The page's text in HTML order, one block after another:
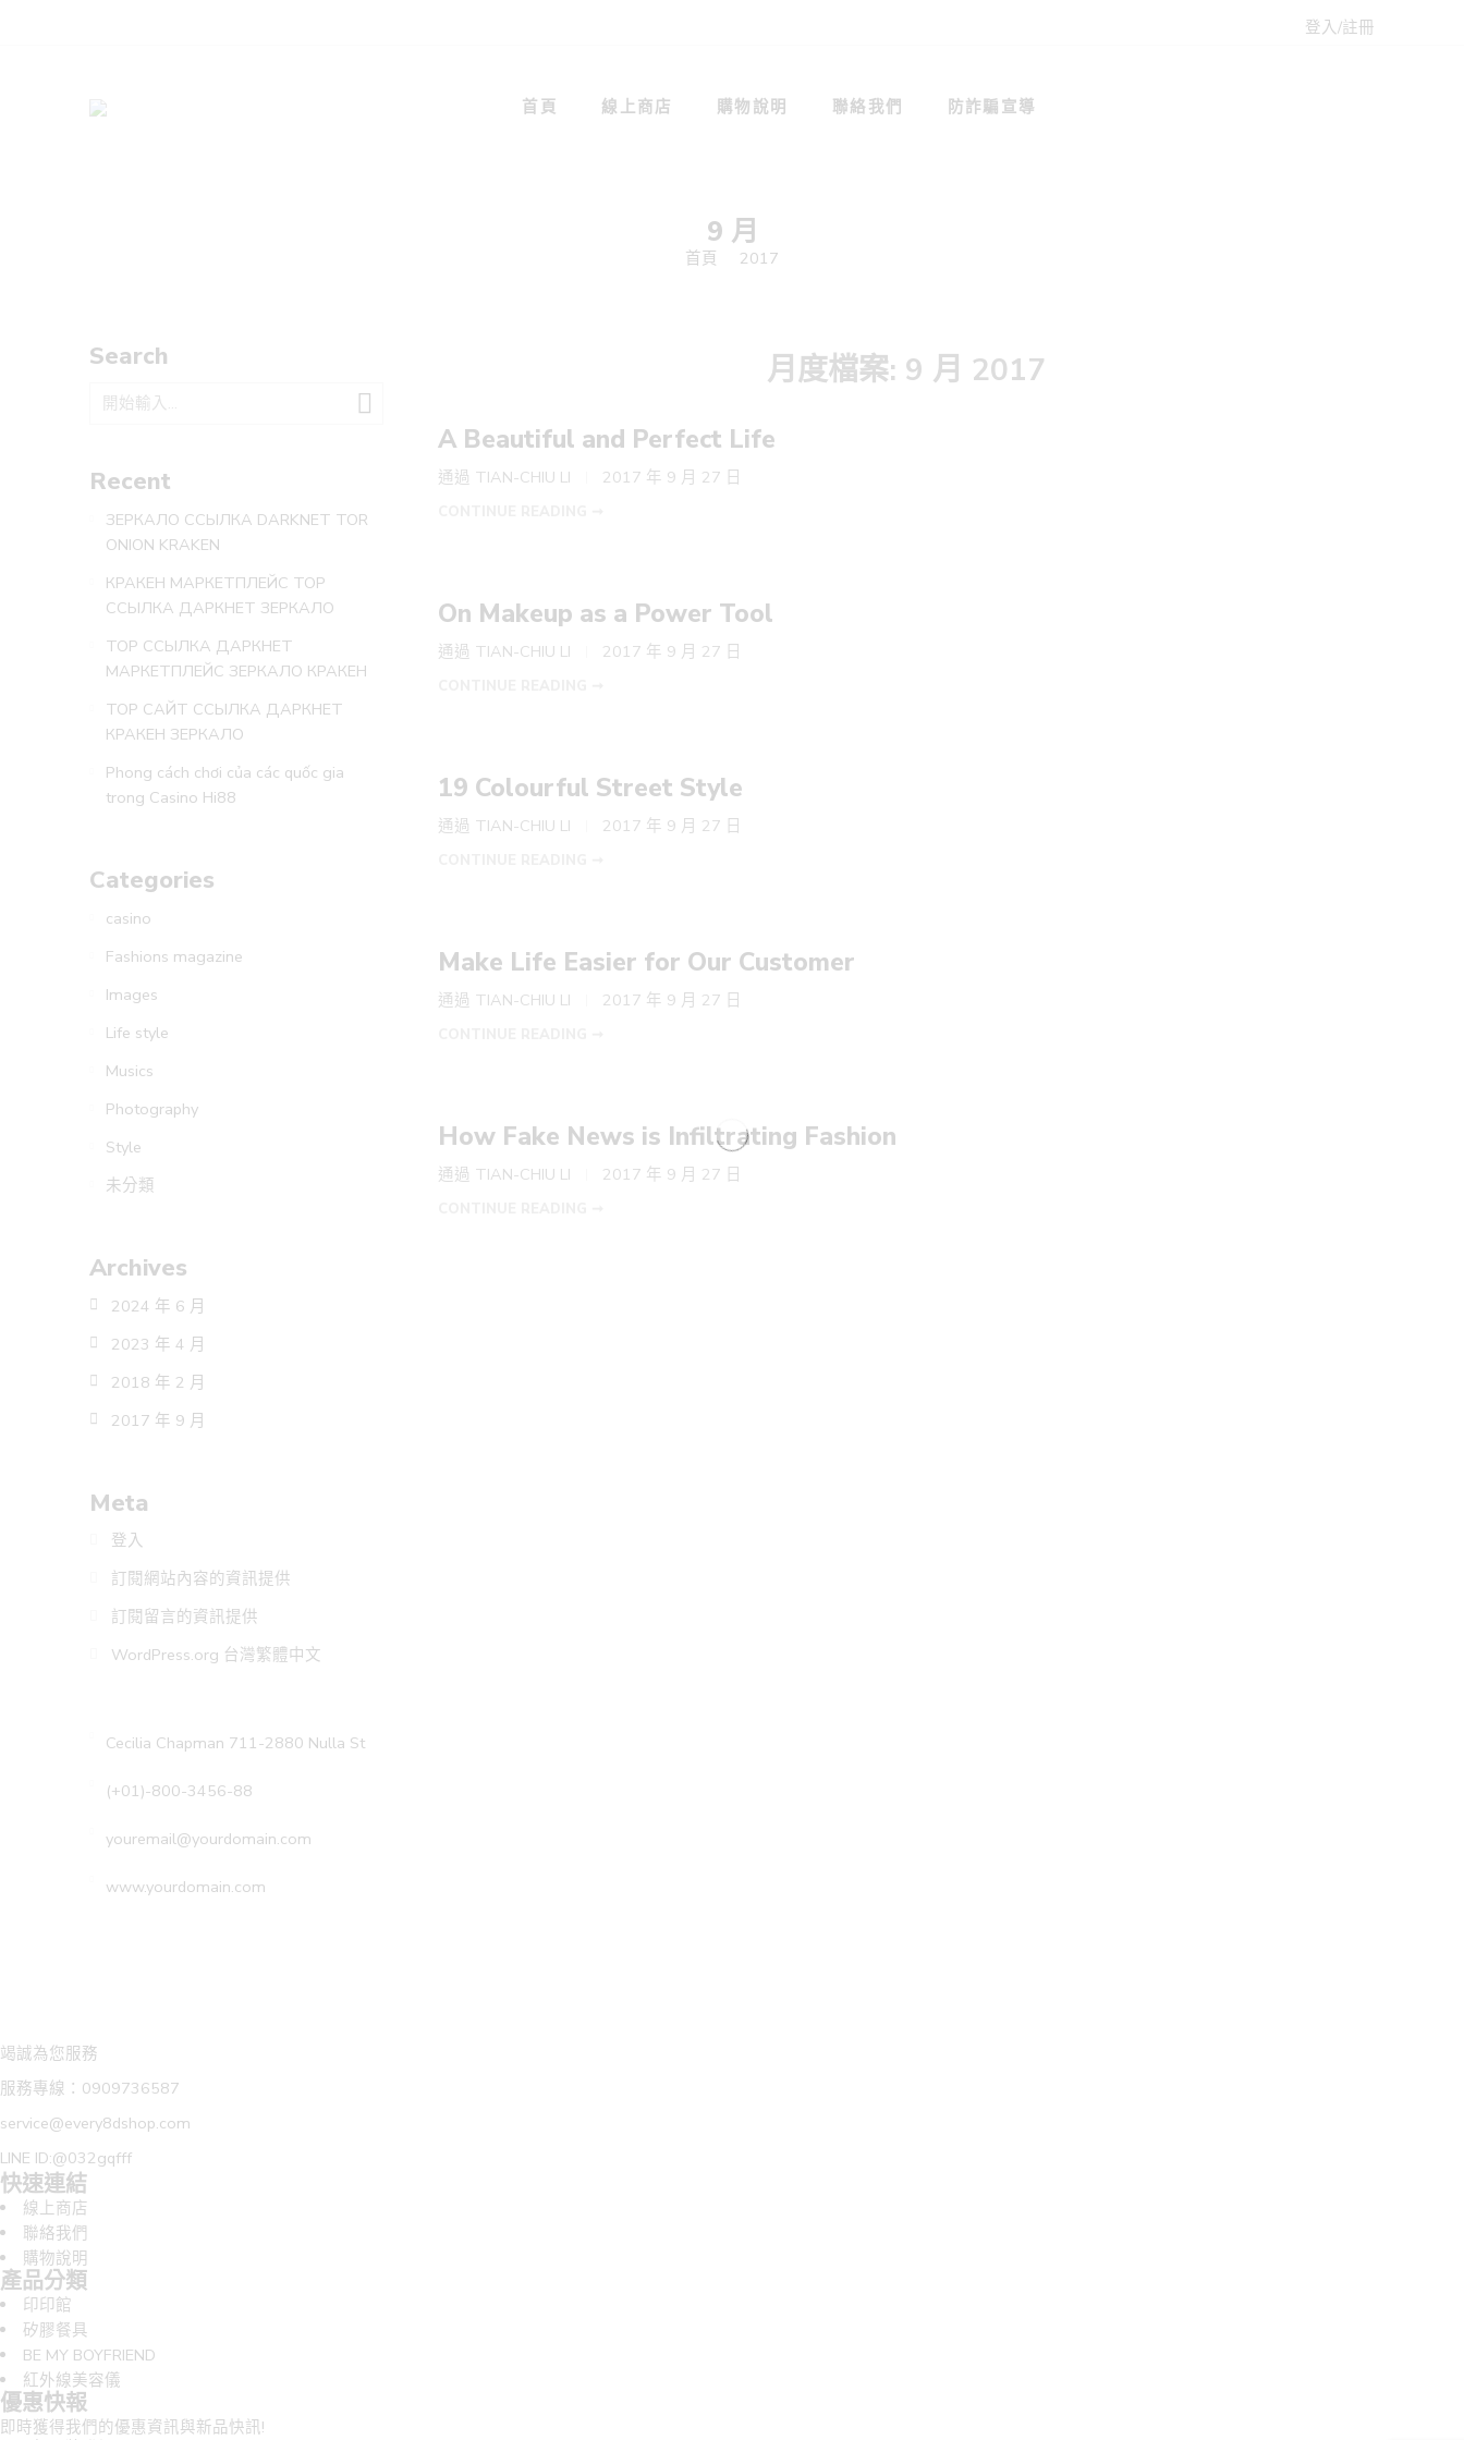
登入/註冊
首頁 線上商店 購物說明 聯絡我們 防詐騙宣導
9 月
首頁 2017
月度檔案: 9 月 2017
A Beautiful and Perfect Life
通過 TIAN-CHIU LI 2017 年 9 月 27 日
On Makeup as a Power Tool
通過 TIAN-CHIU LI 2017 年 9 月 27 日
19 Colourful Street Style
通過 TIAN-CHIU LI 2017 年 9 月 27 日
Make Life Easier for Our Customer
通過 TIAN-CHIU LI 2017 年 9 月 27 日
How Fake News is Infiltrating Fashion
通過 TIAN-CHIU LI 2017 年 9 月 27 日
Search
Recent
ЗЕРКАЛО ССЫЛКА DARKNET TOR
ONION KRAKEN
КРАКЕН МАРКЕТПЛЕЙС ТОР
ССЫЛКА ДАРКНЕТ ЗЕРКАЛО
ТОР ССЫЛКА ДАРКНЕТ
МАРКЕТПЛЕЙС ЗЕРКАЛО КРАКЕН
ТОР САЙТ ССЫЛКА ДАРКНЕТ
КРАКЕН ЗЕРКАЛО
Phong cách chơi của các quốc gia
trong Casino Hi88
Categories
casino
Fashions magazine
Images
Life style
Musics
Photography
Style
未分類
Archives
2024 年 6 月
2023 年 4 月
2018 年 2 月
2017 年 9 月
Meta
登入
訂閱網站內容的資訊提供
訂閱留言的資訊提供
WordPress.org 台灣繁體中文
Cecilia Chapman 711-2880 Nulla St
(+01)-800-3456-88
youremail@yourdomain.com
www.yourdomain.com
竭誠為您服務
服務專線：0909736587
service@every8dshop.com
LINE ID:@032gqfff
快速連結
線上商店
聯絡我們
購物說明
產品分類
印印館
矽膠餐具
BE MY BOYFRIEND
紅外線美容儀
優惠快報
即時獲得我們的優惠資訊與新品快訊!